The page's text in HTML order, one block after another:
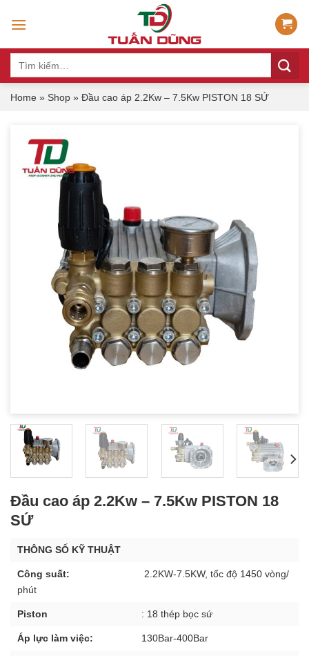
đến
dung
Tìm
kiếm:
Home » Shop » Đầu cao áp 2.2Kw – 7.5Kw PISTON 18 SỨ
Đầu cao áp 2.2Kw – 7.5Kw PISTON 18
SỨ
THÔNG SỐ KỸ THUẬT
Công suất:
2.2KW-7.5KW, tốc độ 1450 vòng/
phút
Piston : 18 thép bọc sứ
Áp lực làm việc: 130Bar-400Bar